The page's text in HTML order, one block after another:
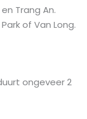
Trang An.
of Van Long.
ongeveer 2